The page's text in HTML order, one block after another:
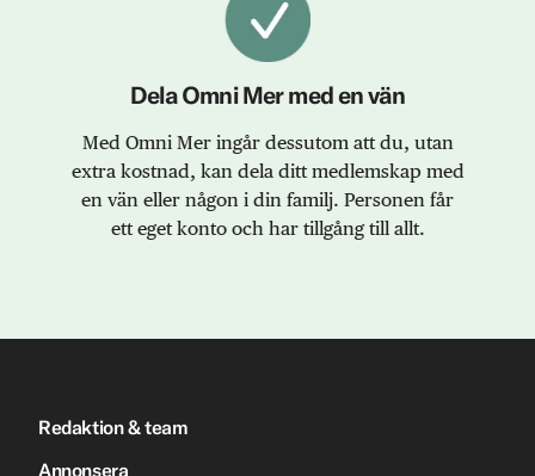
Dela Omni Mer med en vän
Med Omni Mer ingår dessutom att du, utan
extra kostnad, kan dela ditt medlemskap med
en vän eller någon i din familj. Personen får
ett eget konto och har tillgång till allt.
Redaktion & team
Annonsera